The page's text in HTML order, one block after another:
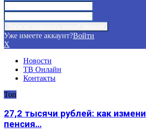
Уже имеете аккаунт?Войти
X
Новости
ТВ Онлайн
Контакты
Топ
27,2 тысячи рублей: как
пенсия…